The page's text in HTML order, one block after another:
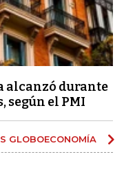
alcanzó durante
según el PMI
GLOBOECONOMÍA